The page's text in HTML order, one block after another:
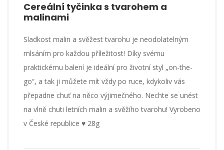
Cereální tyčinka s tvarohem a
malinami
Sladkost malin a svěžest tvarohu je neodolatelným
mlsáním pro každou příležitost! Díky svému
praktickému balení je ideální pro životní styl „on-the-
go“, a tak ji můžete mít vždy po ruce, kdykoliv vás
přepadne chuť na něco výjimečného. Nechte se unést
na vlně chuti letních malin a svěžího tvarohu! Vyrobeno
v České republice ♥ 28g